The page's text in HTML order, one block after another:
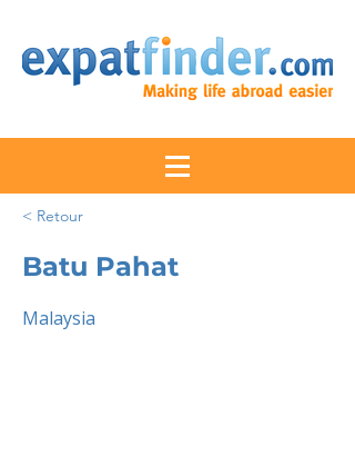
< Retour
Batu Pahat
Malaysia